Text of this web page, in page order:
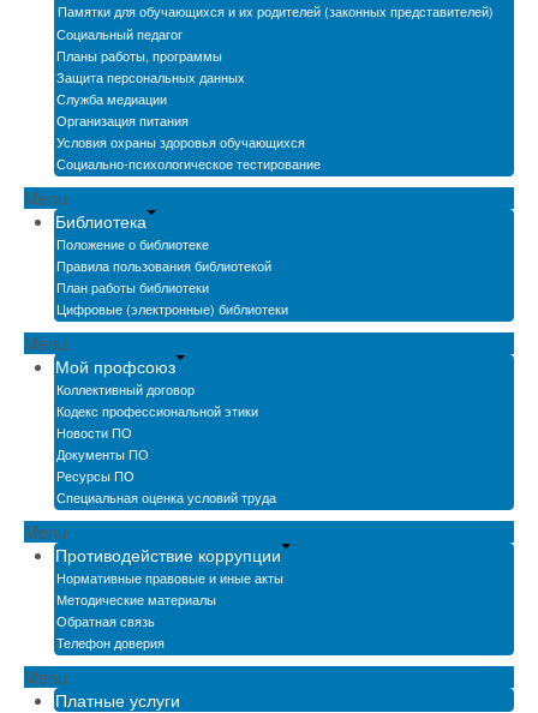
Памятки для обучающихся и их родителей (законных представителей)
Социальный педагог
Планы работы, программы
Защита персональных данных
Служба медиации
Организация питания
Условия охраны здоровья обучающихся
Социально-психологическое тестирование
Menu
Библиотека
Положение о библиотеке
Правила пользования библиотекой
План работы библиотеки
Цифровые (электронные) библиотеки
Menu
Мой профсоюз
Коллективный договор
Кодекс профессиональной этики
Новости ПО
Документы ПО
Ресурсы ПО
Специальная оценка условий труда
Menu
Противодействие коррупции
Нормативные правовые и иные акты
Методические материалы
Обратная связь
Телефон доверия
Menu
Платные услуги